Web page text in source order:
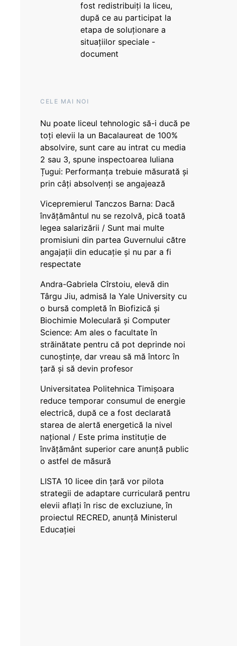
fost redistribuiți la liceu,
după ce au participat la
etapa de soluționare a
situațiilor speciale -
document
CELE MAI NOI
Nu poate liceul tehnologic să-i ducă pe
toți elevii la un Bacalaureat de 100%
absolvire, sunt care au intrat cu media
2 sau 3, spune inspectoarea Iuliana
Țugui: Performanța trebuie măsurată și
prin câți absolvenți se angajează
Vicepremierul Tanczos Barna: Dacă
învățământul nu se rezolvă, pică toată
legea salarizării / Sunt mai multe
promisiuni din partea Guvernului către
angajații din educație și nu par a fi
respectate
Andra-Gabriela Cîrstoiu, elevă din
Târgu Jiu, admisă la Yale University cu
o bursă completă în Biofizică și
Biochimie Moleculară și Computer
Science: Am ales o facultate în
străinătate pentru că pot deprinde noi
cunoștințe, dar vreau să mă întorc în
țară și să devin profesor
Universitatea Politehnica Timișoara
reduce temporar consumul de energie
electrică, după ce a fost declarată
starea de alertă energetică la nivel
național / Este prima instituție de
învățământ superior care anunță public
o astfel de măsură
LISTA 10 licee din țară vor pilota
strategii de adaptare curriculară pentru
elevii aflați în risc de excluziune, în
proiectul RECRED, anunță Ministerul
Educației